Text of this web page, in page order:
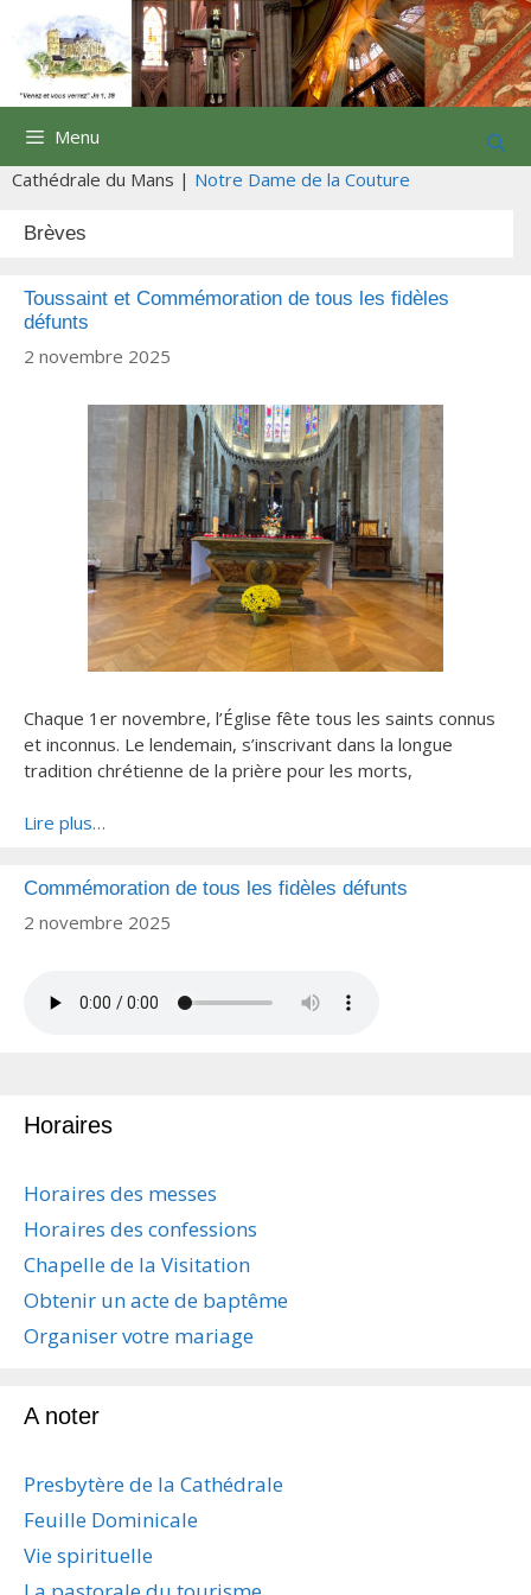
contenu
Menu
Cathédrale du Mans | Notre Dame de la Couture
Brèves
Toussaint et Commémoration de tous les fidèles
défunts
2 novembre 2025
Chaque 1er novembre, l’Église fête tous les saints connus
et inconnus. Le lendemain, s’inscrivant dans la longue
tradition chrétienne de la prière pour les morts,
Lire plus…
Commémoration de tous les fidèles défunts
2 novembre 2025
Horaires
Horaires des messes
Horaires des confessions
Chapelle de la Visitation
Obtenir un acte de baptême
Organiser votre mariage
A noter
Presbytère de la Cathédrale
Feuille Dominicale
Vie spirituelle